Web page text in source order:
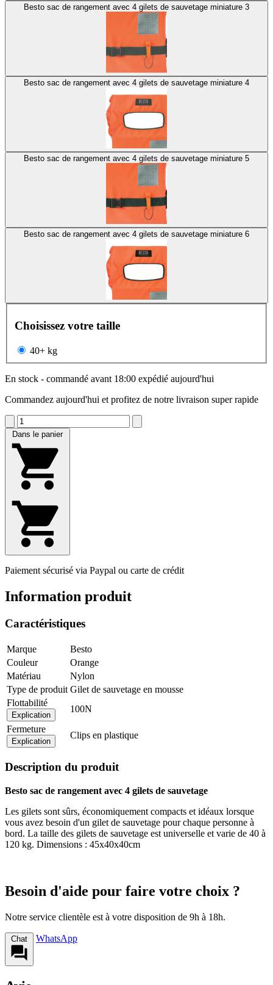
Besto sac de rangement avec 4 gilets de sauvetage miniature 3
Besto sac de rangement avec 4 gilets de sauvetage miniature 4
Besto sac de rangement avec 4 gilets de sauvetage miniature 5
Besto sac de rangement avec 4 gilets de sauvetage miniature 6
Choisissez votre taille
40+ kg
En stock - commandé avant 18:00 expédié aujourd'hui
Commandez aujourd'hui et profitez de notre livraison super rapide
Dans le panier
Paiement sécurisé via Paypal ou carte de crédit
Information produit
Caractéristiques
Marque
Besto
Couleur
Orange
Matériau
Nylon
Type de produit Gilet de sauvetage en mousse
Flottabilité
Explication
100N
Fermeture
Explication
Clips en plastique
Description du produit
Besto sac de rangement avec 4 gilets de sauvetage
Les gilets sont sûrs, économiquement compacts et idéaux lorsque
vous avez besoin d'un gilet de sauvetage pour chaque personne à
bord. La taille des gilets de sauvetage est universelle et varie de 40 à
120 kg. Dimensions : 45x40x40cm
Besoin d'aide pour faire votre choix ?
Notre service clientèle est à votre disposition de 9h à 18h.
Chat WhatsApp